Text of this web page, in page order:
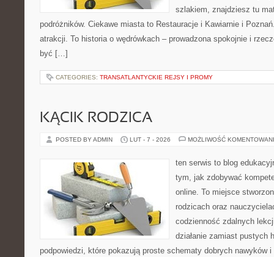
szlakiem, znajdziesz tu
podróżników. Ciekawe miasta to Restauracje i Kawiarnie i
atrakcji. To historia o wędrówkach – prowadzona spokojnie i
być […]
CATEGORIES: TRANSATLANTYCKIE REJSY I PROMY
KĄCIK RODZICA
POSTED BY ADMIN LUT - 7 - 2026 MOŻLIWOŚĆ
ten serwis to blog
tym, jak zdobywać
online. To miejsce
rodzicach oraz
codzienność zdalnych
działanie zamiast pustych
podpowiedzi, które pokazują proste schematy dobrych nawyków